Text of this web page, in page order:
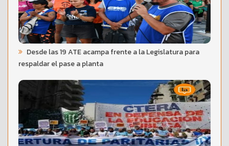
Desde las 19 ATE acampa frente a la Legislatura para
respaldar el pase a planta